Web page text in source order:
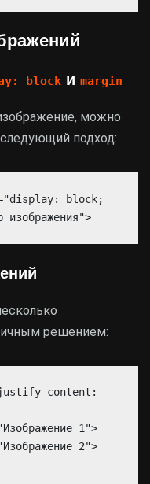
block и margin
можно
подход:
block;
решением:
content:
1">
2">